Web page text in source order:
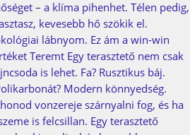
– a klíma pihenhet. Télen pedig,
kevesebb hő szökik el.
lábnyom. Ez ám a win-win
Teremt Egy terasztető nem csak
is lehet. Fa? Rusztikus báj.
Modern könnyedség.
vonzereje szárnyalni fog, és ha
is felcsillan. Egy terasztető